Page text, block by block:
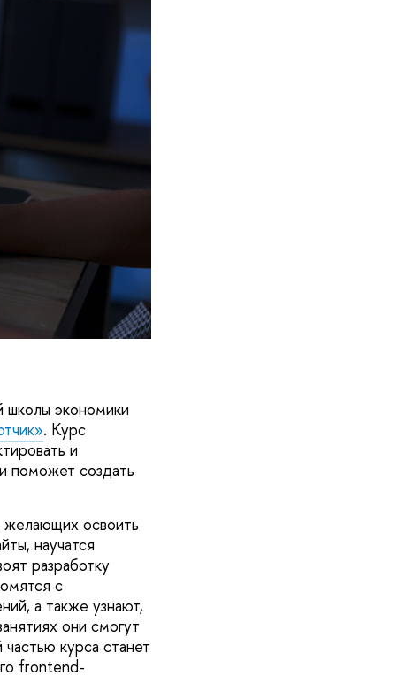
школы экономики
. Курс
и
поможет создать
желающих освоить
научатся
разработку
с
а также узнают,
они смогут
курса станет
frontend-